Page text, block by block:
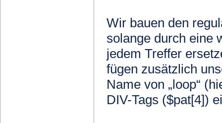
Wir bauen den
solange durch eine
jedem Treffer
fügen zusätzlich
Name von „loop“
DIV-Tags ($pat[4])